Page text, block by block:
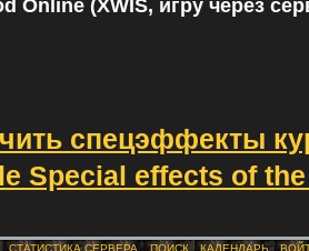
Online (XWIS, игру через
спецэффекты
Special effects of
СТАТИСТИКА СЕРВЕРА ПОИСК КАЛЕНДАРЬ